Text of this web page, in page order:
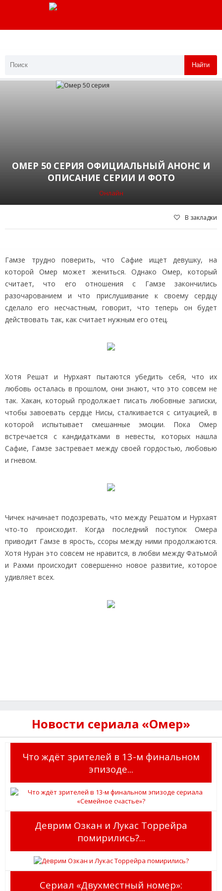
Найти
ОМЕР 50 СЕРИЯ ОФИЦИАЛЬНЫЙ АНОНС И
ОПИСАНИЕ СЕРИИ И ФОТО
Онлайн
В закладки
Гамзе трудно поверить, что Сафие ищет девушку, на
которой Омер может жениться. Однако Омер, который
считает, что его отношения с Гамзе закончились
разочарованием и что прислушивание к своему сердцу
сделало его несчастным, говорит, что теперь он будет
действовать так, как считает нужным его отец.
Хотя Решат и Нурхаят пытаются убедить себя, что их
любовь осталась в прошлом, они знают, что это совсем не
так. Хакан, который продолжает писать любовные записки,
чтобы завоевать сердце Нисы, сталкивается с ситуацией, в
которой испытывает смешанные эмоции. Пока Омер
встречается с кандидатками в невесты, которых нашла
Сафие, Гамзе застревает между своей гордостью, любовью
и гневом.
Чичек начинает подозревать, что между Решатом и Нурхаят
что-то происходит. Когда последний поступок Омера
приводит Гамзе в ярость, ссоры между ними продолжаются.
Хотя Нуран это совсем не нравится, в любви между Фатьмой
и Рахми происходит совершенно новое развитие, которое
удивляет всех.
Новости сериала «Омер»
Что ждёт зрителей в 13-м финальном
эпизоде...
Деврим Озкан и Лукас Торрейра
помирились?...
Сериал «Двухместный номер»: